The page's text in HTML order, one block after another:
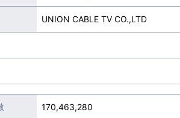
UNION CABLE TV CO.,LTD
170,463,280